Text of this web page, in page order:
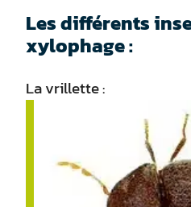
Les différents
xylophage :
La vrillette :